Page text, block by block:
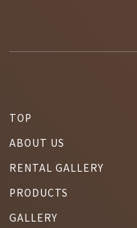
TOP
ABOUT US
RENTAL GALLERY
PRODUCTS
GALLERY